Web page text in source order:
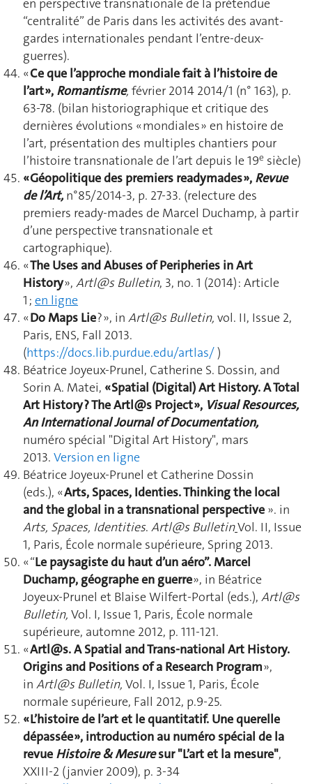
en perspective transnationale de la prétendue
“centralité” de Paris dans les activités des avant-
gardes internationales pendant l’entre-deux-
guerres).
«Ce que l’approche mondiale fait à l’histoire de
l’art », Romantisme, février 2014 2014/1 (n° 163), p.
63-78. (bilan historiographique et critique des
dernières évolutions « mondiales » en histoire de
l’art, présentation des multiples chantiers pour
l’histoire transnationale de l’art depuis le 19e siècle)
« Géopolitique des premiers readymades », Revue
de l’Art, n°85/2014-3, p. 27-33. (relecture des
premiers ready-mades de Marcel Duchamp, à partir
d’une perspective transnationale et
cartographique).
«The Uses and Abuses of Peripheries in Art
History», Artl@s Bulletin, 3, no. 1 (2014) : Article
1 ; en ligne
«Do Maps Lie? », in Artl@s Bulletin, vol. II, Issue 2,
Paris, ENS, Fall 2013.
(https://docs.lib.purdue.edu/artlas/)
Béatrice Joyeux-Prunel, Catherine S. Dossin, and
Sorin A. Matei, « Spatial (Digital) Art History. A Total
Art History ? The Artl@s Project », Visual Resources,
An International Journal of Documentation,
numéro spécial "Digital Art History", mars
2013. Version en ligne
Béatrice Joyeux-Prunel et Catherine Dossin
(eds.), «Arts, Spaces, Identies.Thinking the local
and the global in a transnational perspective ». in
Arts, Spaces, Identities. Artl@s BulletinVol. II, Issue
1, Paris, École normale supérieure, Spring 2013.
« “Le paysagiste du haut d’un aéro”. Marcel
Duchamp, géographe en guerre», in Béatrice
Joyeux-Prunel et Blaise Wilfert-Portal (eds.), Artl@s
Bulletin, Vol. I, Issue 1, Paris, École normale
supérieure, automne 2012, p. 111-121.
«Artl@s. A Spatial and Trans-national Art History.
Origins and Positions of a Research Program»,
in Artl@s Bulletin, Vol. I, Issue 1, Paris, École
normale supérieure, Fall 2012, p.9-25.
« L’histoire de l’art et le quantitatif. Une querelle
dépassée », introduction au numéro spécial de la
revue Histoire & Mesuresur "L’art et la mesure",
XXIII-2 (janvier 2009), p. 3-34